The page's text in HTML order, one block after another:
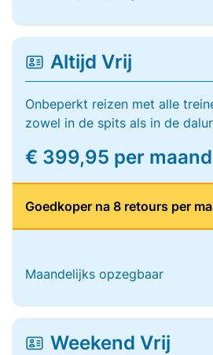
Altijd Vrij
Onbeperkt reizen met alle
zowel in de spits als in de
€ 399,95 per maand
Goedkoper na 8 retours per
Maandelijks opzegbaar
Weekend Vrij